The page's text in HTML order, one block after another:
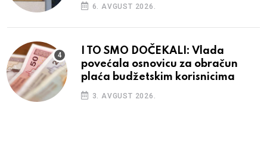
6. AVGUST 2026.
I TO SMO DOČEKALI: Vlada
povećala osnovicu za obračun
plaća budžetskim korisnicima
3. AVGUST 2026.